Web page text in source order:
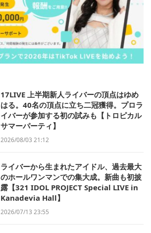
17LIVE 上半期新人ライバーの頂点はゆめ
はる。40名の頂点に立ち二冠獲得。プロラ
イバーが参加する初の試みも【トロピカル
サマーパーティ】
2026/08/03 21:12
ライバーから生まれたアイドル、過去最大
のホールワンマンでの集大成。新曲も初披
露【321 IDOL PROJECT Special LIVE in
Kanadevia Hall】
2026/07/13 23:55